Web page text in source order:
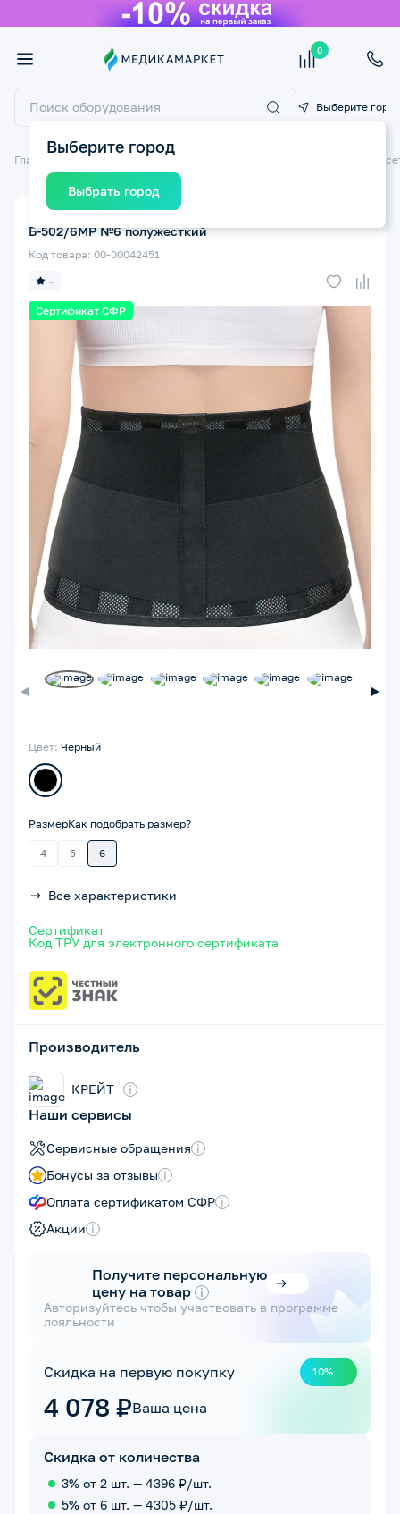
0
Выберите город
Выберите город
Выбрать город
Главная Ортопедические изделия Ортопедические бандажи и
Сертификат СФР
-
Код товара: 00-00042451
Б-502/6МР №6 полужесткий
Цвет: Черный
РазмерКак подобрать размер?
4 5 6
Все характеристики
Сертификат
Код ТРУ для электронного сертификата
Производитель
КРЕЙТ i
Наши сервисы
Сервисные обращения i
Бонусы за отзывы i
Оплата сертификатом СФР i
Акции i
Получите персональную
цену на товар i
Авторизуйтесь чтобы участвовать в программе
лояльности
Скидка на первую покупку 10%
4 078 ₽Ваша цена
Скидка от количества
3% от 2 шт. — 4396 ₽/шт.
5% от 6 шт. — 4305 ₽/шт.